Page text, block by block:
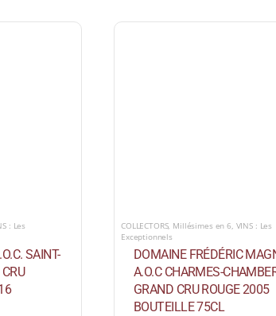
: Les
SAINT-
COLLECTORS, Millésimes en 6, VINS : Les
Exceptionnels
DOMAINE FRÉDÉRIC
A.O.C CHARMES-
GRAND CRU ROUGE 2005
BOUTEILLE 75CL